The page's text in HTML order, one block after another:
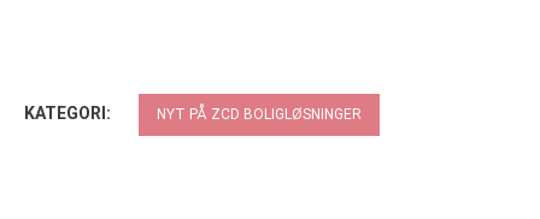
KATEGORI: NYT PÅ ZCD BOLIGLØSNINGER